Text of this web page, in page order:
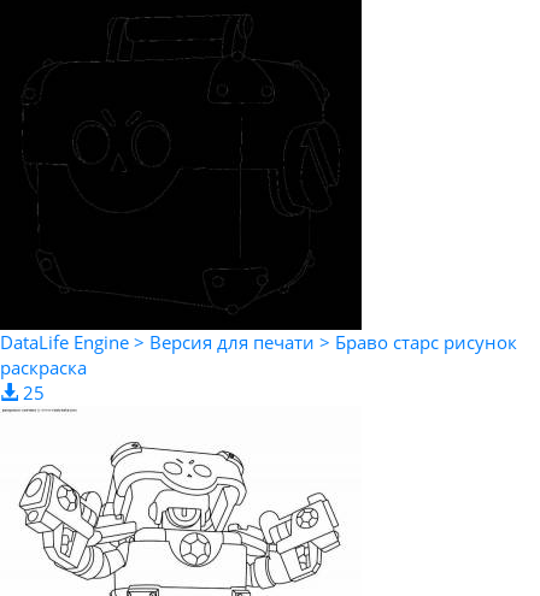
DataLife Engine > Версия для печати > Браво старс рисунок
раскраска
25